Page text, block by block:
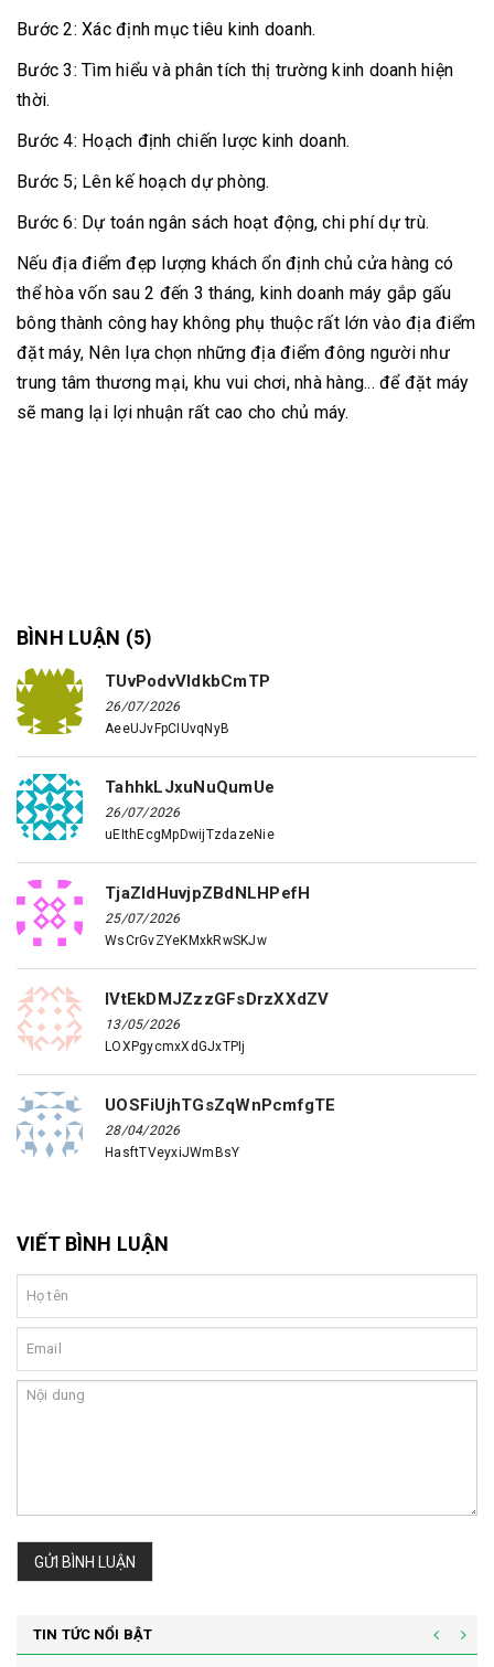
Bước 2: Xác định mục tiêu kinh doanh.
Bước 3: Tìm hiểu và phân tích thị trường kinh doanh hiện
thời.
Bước 4: Hoạch định chiến lược kinh doanh.
Bước 5; Lên kế hoạch dự phòng.
Bước 6: Dự toán ngân sách hoạt động, chi phí dự trù.
Nếu địa điểm đẹp lượng khách ổn định chủ cửa hàng có
thể hòa vốn sau 2 đến 3 tháng, kinh doanh máy gắp gấu
bông thành công hay không phụ thuộc rất lớn vào địa điểm
đặt máy, Nên lựa chọn những địa điểm đông người như
trung tâm thương mại, khu vui chơi, nhà hàng... để đặt máy
sẽ mang lại lợi nhuận rất cao cho chủ máy.
BÌNH LUẬN (5)
TUvPodvVIdkbCmTP
26/07/2026
AeeUJvFpCIUvqNyB
TahhkLJxuNuQumUe
26/07/2026
uEIthEcgMpDwijTzdazeNie
TjaZldHuvjpZBdNLHPefH
25/07/2026
WsCrGvZYeKMxkRwSKJw
IVtEkDMJZzzGFsDrzXXdZV
13/05/2026
LOXPgycmxXdGJxTPIj
UOSFiUjhTGsZqWnPcmfgTE
28/04/2026
HasftTVeyxiJWmBsY
VIẾT BÌNH LUẬN
GỬI BÌNH LUẬN
TIN TỨC NỔI BẬT